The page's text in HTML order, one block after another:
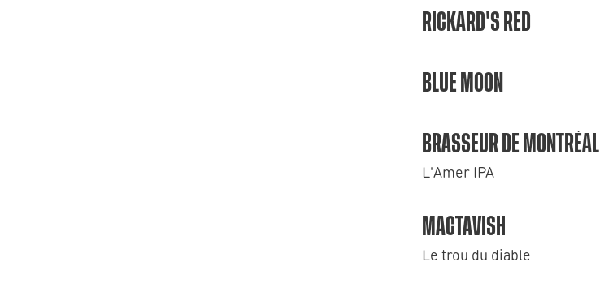
RICKARD'S RED
BLUE MOON
BRASSEUR DE MONTRÉAL
L'Amer IPA
MACTAVISH
Le trou du diable